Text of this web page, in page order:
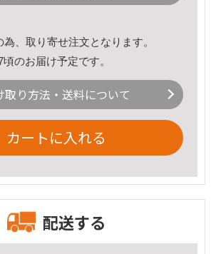
、取り寄せ注文となります。
のお届け予定です。
取り方法・送料について
カートに入れる
配送する